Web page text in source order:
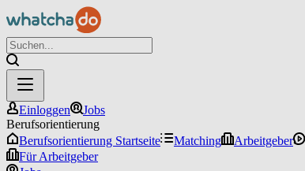
Einloggen
Jobs
Berufsorientierung
Berufsorientierung Startseite
Matching Arbeitgeber
Für Arbeitgeber